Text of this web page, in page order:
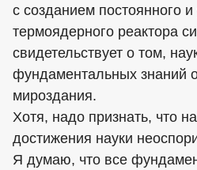
с созданием постоянного
термоядерного реактора
свидетельствует о том,
фундаментальных знаний
мироздания.
Хотя, надо признать, что
достижения науки
Я думаю, что все